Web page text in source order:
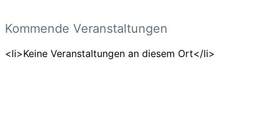
Kommende Veranstaltungen
<li>Keine Veranstaltungen an diesem Ort</li>